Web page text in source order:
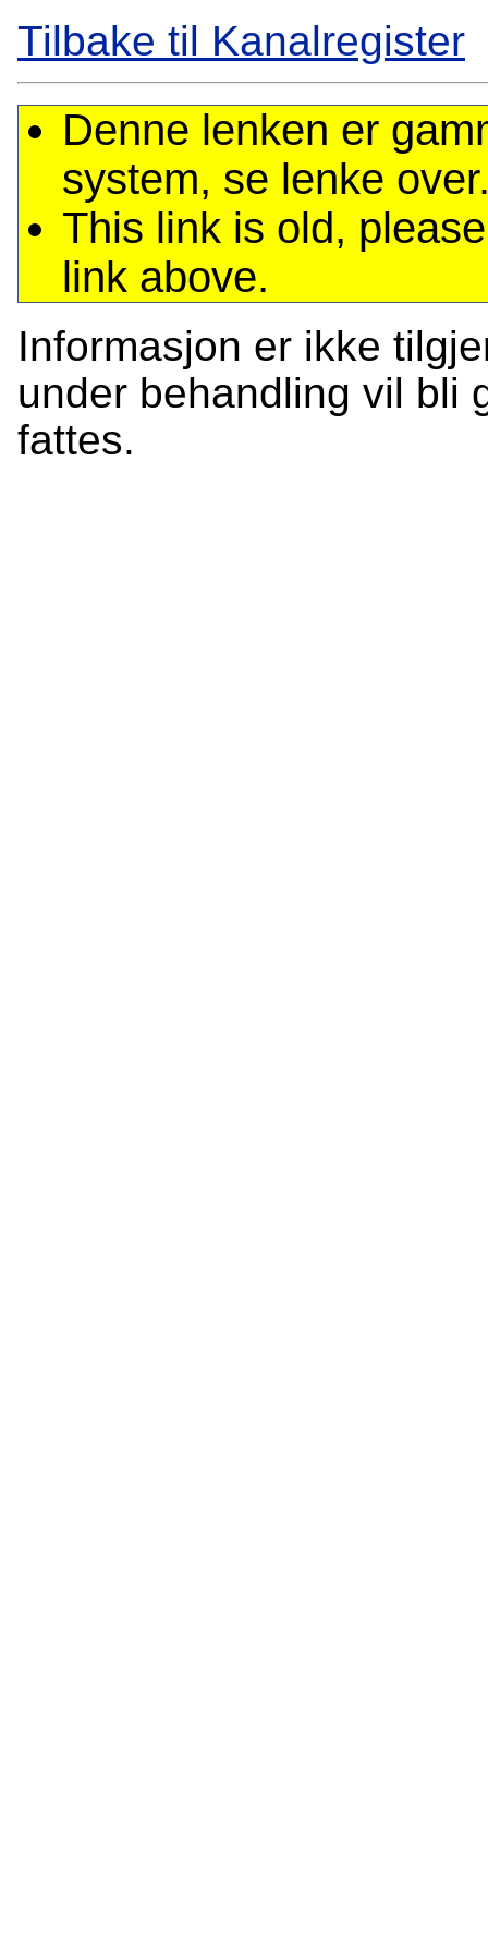
Tilbake til Kanalregister
Denne lenken er
system, se lenke
This link is old,
link above.
Informasjon er ikke
under behandling vil bli
fattes.